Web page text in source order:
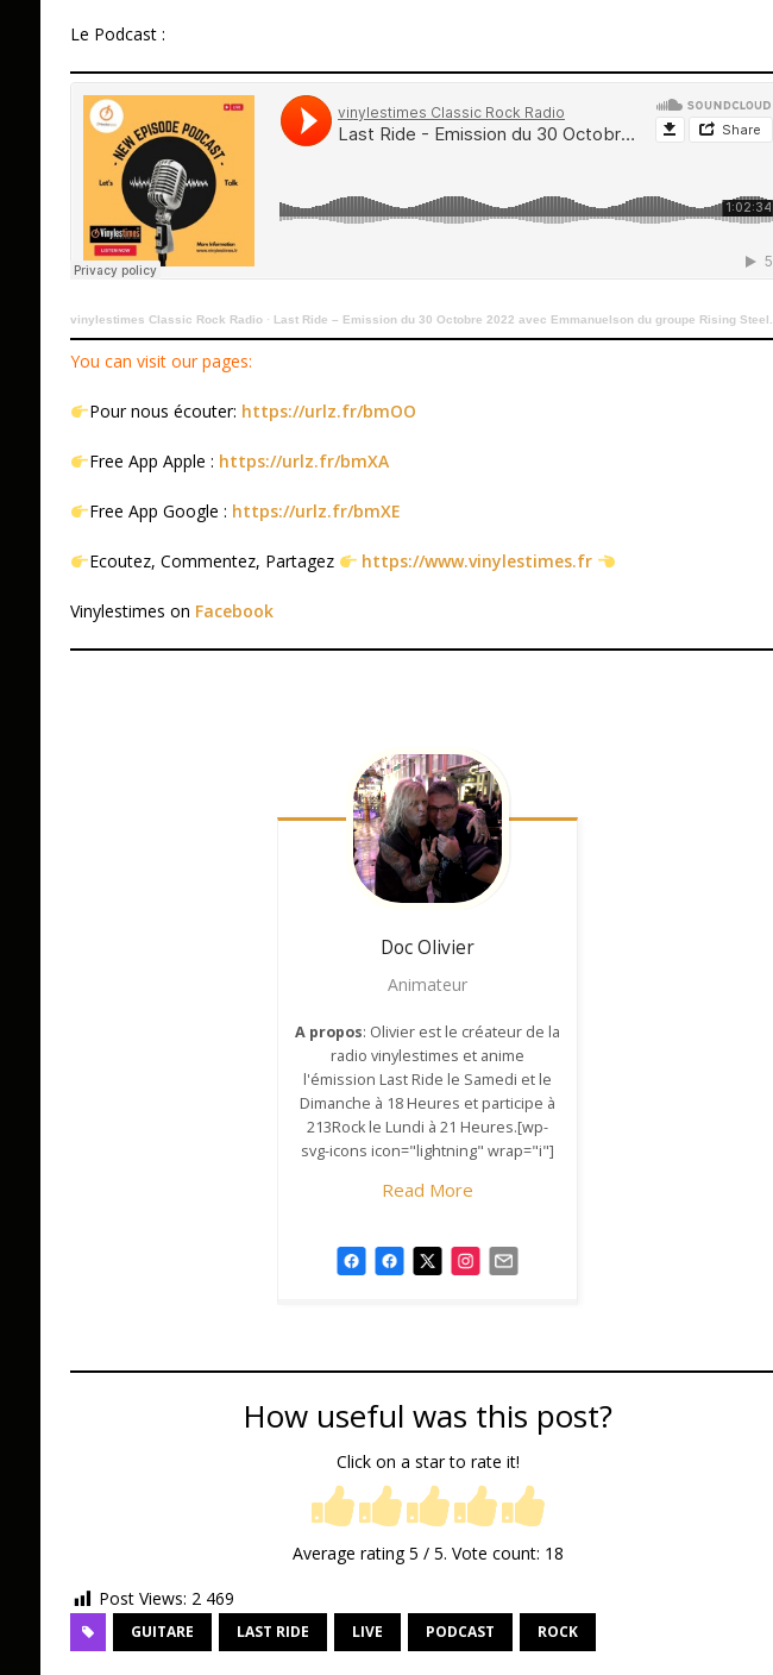
Le Podcast :
vinylestimes Classic Rock Radio· Last Ride – Emission du 30 Octobre 2022 avec Emmanuelson du groupe Rising Steel.
You can visit our pages:
Pour nous écouter: https://urlz.fr/bmOO
Free App Apple : https://urlz.fr/bmXA
Free App Google : https://urlz.fr/bmXE
Ecoutez, Commentez, Partagez https://www.vinylestimes.fr
Vinylestimes on Facebook
Doc Olivier
Animateur
A propos: Olivier est le créateur de la
radio vinylestimes et anime
l'émission Last Ride le Samedi et le
Dimanche à 18 Heures et participe à
213Rock le Lundi à 21 Heures.[wp-
svg-icons icon="lightning" wrap="i"]
Read More
How useful was this post?
Click on a star to rate it!
Average rating5 / 5. Vote count: 18
Post Views: 2 469
GUITARE LAST RIDE LIVE PODCAST ROCK